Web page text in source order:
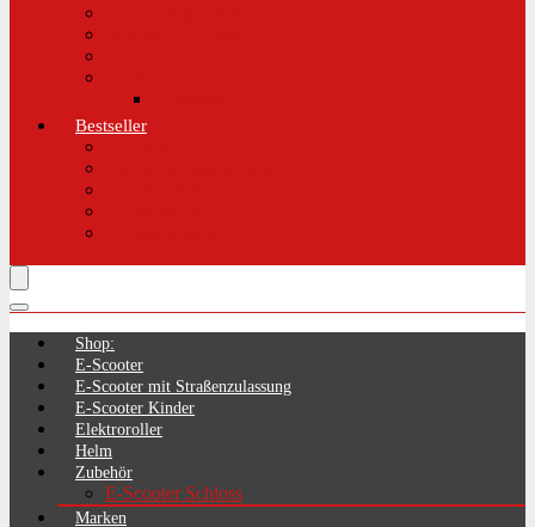
Bestseller
Shop:
E-Scooter
E-Scooter mit Straßenzulassung
E-Scooter Kinder
Elektroroller
Helm
Zubehör
E-Scooter Schloss
Marken